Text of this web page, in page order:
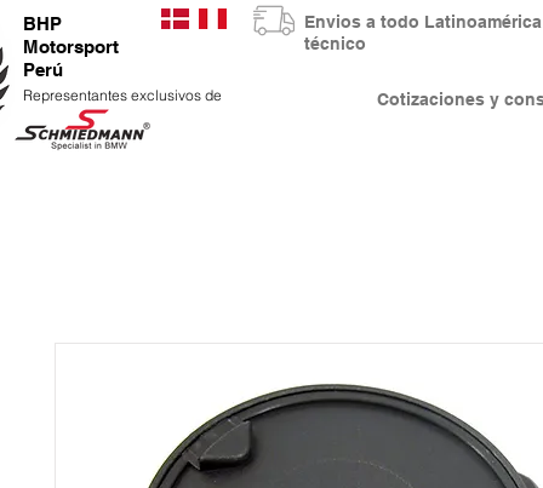
BHP
Motorsport
Perú
Representantes exclusivos de Cotizaciones y
Envios a todo
técnico